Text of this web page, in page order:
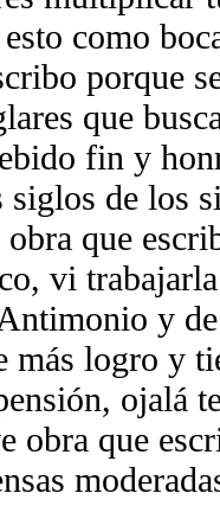
como
porque
que
fin y
siglos de los
que
vi
y
más logro y
ojalá
obra que